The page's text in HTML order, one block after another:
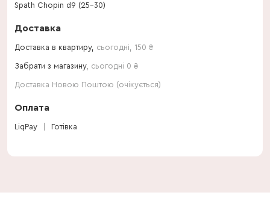
Spath Chopin d9 (25-30)
Доставка
Доставка в квартиру, сьогодні 150 ₴
Забрати з магазину, сьогодні 0 ₴
Доставка Новою Поштою (очікується)
Оплата
LiqPay Готівка